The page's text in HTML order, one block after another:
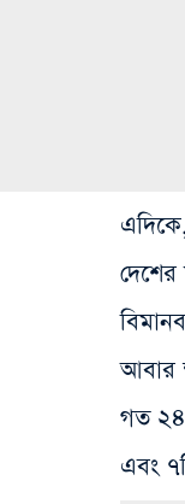
দেশের
আবার
গত ২৪
এবং